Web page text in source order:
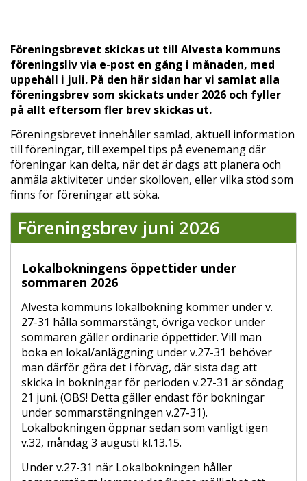
Föreningsbrevet skickas ut till Alvesta kommuns
föreningsliv via e-post en gång i månaden, med
uppehåll i juli. På den här sidan har vi samlat alla
föreningsbrev som skickats under 2026 och fyller
på allt eftersom fler brev skickas ut.
Föreningsbrevet innehåller samlad, aktuell information
till föreningar, till exempel tips på evenemang där
föreningar kan delta, när det är dags att planera och
anmäla aktiviteter under skolloven, eller vilka stöd som
finns för föreningar att söka.
Föreningsbrev juni 2026
Lokalbokningens öppettider under
sommaren 2026
Alvesta kommuns lokalbokning kommer under v.
27-31 hålla sommarstängt, övriga veckor under
sommaren gäller ordinarie öppettider. Vill man
boka en lokal/anläggning under v.27-31 behöver
man därför göra det i förväg, där sista dag att
skicka in bokningar för perioden v.27-31 är söndag
21 juni. (OBS! Detta gäller endast för bokningar
under sommarstängningen v.27-31).
Lokalbokningen öppnar sedan som vanligt igen
v.32, måndag 3 augusti kl.13.15.
Under v.27-31 när Lokalbokningen håller